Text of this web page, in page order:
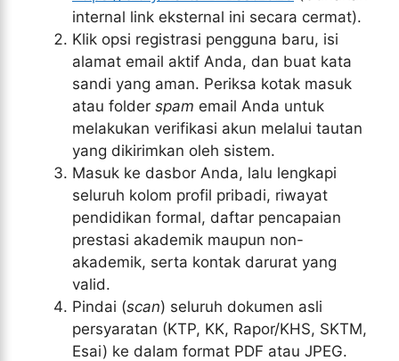
internal link eksternal ini secara cermat).
Klik opsi registrasi pengguna baru, isi
alamat email aktif Anda, dan buat kata
sandi yang aman. Periksa kotak masuk
atau folder spam email Anda untuk
melakukan verifikasi akun melalui tautan
yang dikirimkan oleh sistem.
Masuk ke dasbor Anda, lalu lengkapi
seluruh kolom profil pribadi, riwayat
pendidikan formal, daftar pencapaian
prestasi akademik maupun non-
akademik, serta kontak darurat yang
valid.
Pindai (scan) seluruh dokumen asli
persyaratan (KTP, KK, Rapor/KHS, SKTM,
Esai) ke dalam format PDF atau JPEG.